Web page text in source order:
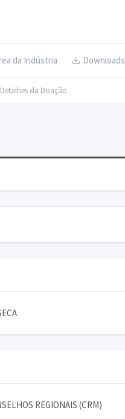
da Indústria Downloads
da Doação
REGIONAIS (CRM)